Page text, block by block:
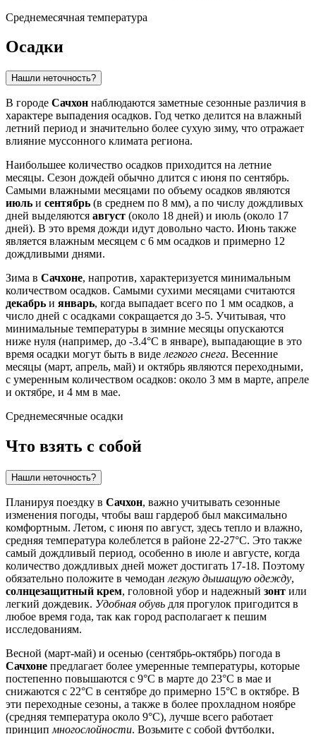
Среднемесячная температура
Осадки
Нашли неточность?
В городе Сачхон наблюдаются заметные сезонные различия в
характере выпадения осадков. Год четко делится на влажный
летний период и значительно более сухую зиму, что отражает
влияние муссонного климата региона.
Наибольшее количество осадков приходится на летние
месяцы. Сезон дождей обычно длится с июня по сентябрь.
Самыми влажными месяцами по объему осадков являются
июль и сентябрь (в среднем по 8 мм), а по числу дождливых
дней выделяются август (около 18 дней) и июль (около 17
дней). В это время дожди идут довольно часто. Июнь также
является влажным месяцем с 6 мм осадков и примерно 12
дождливыми днями.
Зима в Сачхоне, напротив, характеризуется минимальным
количеством осадков. Самыми сухими месяцами считаются
декабрь и январь, когда выпадает всего по 1 мм осадков, а
число дней с осадками сокращается до 3-5. Учитывая, что
минимальные температуры в зимние месяцы опускаются
ниже нуля (например, до -3.4°C в январе), выпадающие в это
время осадки могут быть в виде легкого снега. Весенние
месяцы (март, апрель, май) и октябрь являются переходными,
с умеренным количеством осадков: около 3 мм в марте, апреле
и октябре, и 4 мм в мае.
Среднемесячные осадки
Что взять с собой
Нашли неточность?
Планируя поездку в Сачхон, важно учитывать сезонные
изменения погоды, чтобы ваш гардероб был максимально
комфортным. Летом, с июня по август, здесь тепло и влажно,
средняя температура колеблется в районе 22-27°C. Это также
самый дождливый период, особенно в июле и августе, когда
количество дождливых дней может достигать 17-18. Поэтому
обязательно положите в чемодан легкую дышащую одежду,
солнцезащитный крем, головной убор и надежный зонт или
легкий дождевик. Удобная обувь для прогулок пригодится в
любое время года, так как город располагает к пешим
исследованиям.
Весной (март-май) и осенью (сентябрь-октябрь) погода в
Сачхоне предлагает более умеренные температуры, которые
постепенно повышаются с 9°C в марте до 23°C в мае и
снижаются с 22°C в сентябре до примерно 15°C в октябре. В
эти переходные сезоны, а также в более прохладном ноябре
(средняя температура около 9°C), лучше всего работает
принцип многослойности. Возьмите с собой футболки,